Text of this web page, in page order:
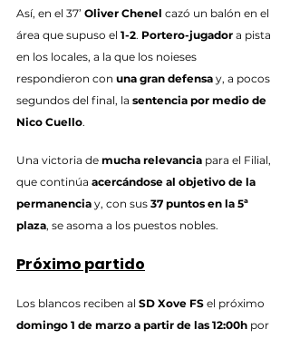
Así, en el 37’ Oliver Chenel cazó un balón en el
área que supuso el 1-2. Portero-jugador a pista
en los locales, a la que los noieses
respondieron con una gran defensa y, a pocos
segundos del final, la sentencia por medio de
Nico Cuello.
Una victoria de mucha relevancia para el Filial,
que continúa acercándose al objetivo de la
permanencia y, con sus 37 puntos en la 5ª
plaza, se asoma a los puestos nobles.
Próximo partido
Los blancos reciben al SD Xove FS el próximo
domingo 1 de marzo a partir de las 12:00h por